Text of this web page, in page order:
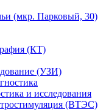
(мкр. Парковый, 30)
(КТ)
(УЗИ)
и исследования
(ВТЭС)